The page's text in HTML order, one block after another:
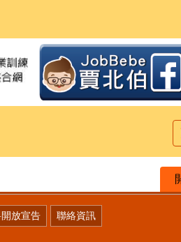
放宣告 聯絡資訊